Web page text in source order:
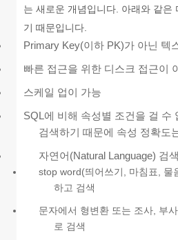
는 새로운 개념입니다. 아래와 같은
기 때문입니다.
Primary Key(이하 PK)가 아닌 텍
빠른 접근을 위한 디스크 접근이
스케일 업이 가능
SQL에 비해 속성별 조건을 걸 수
검색하기 때문에 속성 정확도
자연어(Natural Language) 검
stop word(띄어쓰기, 마침표, 물
하고 검색
문자에서 형변환 또는 조사, 부
로 검색